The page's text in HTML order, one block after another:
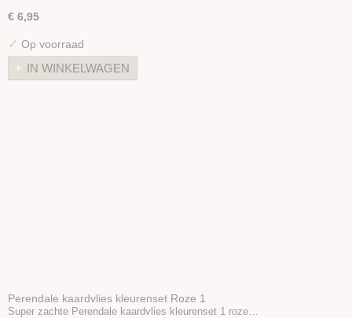
€ 6,95
✓ Op voorraad
IN WINKELWAGEN
Perendale kaardvlies kleurenset Roze 1
Super zachte Perendale kaardvlies kleurenset 1 roze…